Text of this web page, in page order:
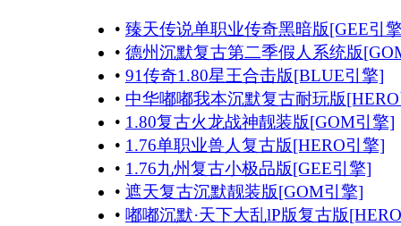
• 臻天传说单职业传奇黑暗版[GEE引
• 德州沉默复古第二季假人系统版
• 91传奇1.80星王合击版[BLUE引擎]
• 中华嘟嘟我本沉默复古耐玩版
• 1.80复古火龙战神靓装版[GOM引擎]
• 1.76单职业兽人复古版[HERO引擎]
• 1.76九州复古小极品版[GEE引擎]
• 遮天复古沉默靓装版[GOM引擎]
• 嘟嘟沉默·天下大乱lP版复古版